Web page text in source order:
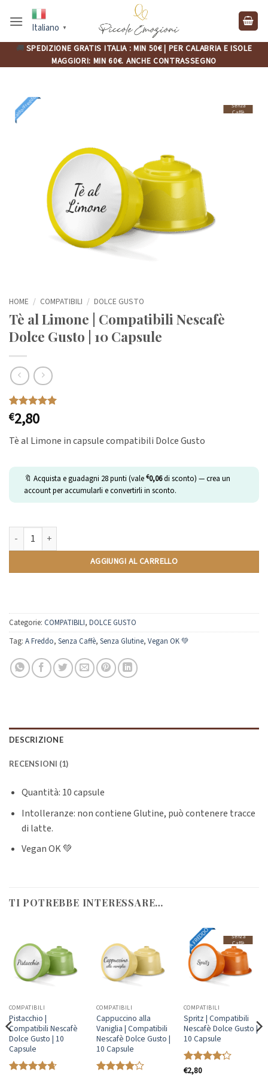
Italiano ▼
🚚 SPEDIZIONE GRATIS ITALIA : MIN 50€ | PER CALABRIA E ISOLE
MAGGIORI: MIN 60€. ANCHE CONTRASSEGNO
Senza
Caffè
Caldo/Freddo
HOME / COMPATIBILI / DOLCE GUSTO
Tè al Limone | Compatibili Nescafè
Dolce Gusto | 10 Capsule
Valutato
su 5 su
1
recensioni
€2,80
Tè al Limone in capsule compatibili Dolce Gusto
🔖 Acquista e guadagni 28punti (vale €0,06di sconto) — crea un
account per accumularli e convertirli in sconto.
Tè al Limone | Compatibili Nescafè Dolce Gusto | 10 Capsule quantità
AGGIUNGI AL CARRELLO
Categorie: COMPATIBILI, DOLCE GUSTO
Tag: A Freddo, Senza Caffè, Senza Glutine, Vegan OK 💚
DESCRIZIONE
RECENSIONI (1)
Quantità: 10 capsule
Intolleranze: non contiene Glutine, può contenere tracce
di latte.
Vegan OK 💚
TI POTREBBE INTERESSARE…
COMPATIBILI
Pistacchio |
Compatibili Nescafè
Dolce Gusto | 10
Capsule
COMPATIBILI
Cappuccino alla
Vaniglia | Compatibili
Nescafè Dolce Gusto |
10 Capsule
Senza
Caffè
A FREDDO
COMPATIBILI
Spritz | Compatibili
Nescafè Dolce Gusto |
10 Capsule
Valutato
€2,80